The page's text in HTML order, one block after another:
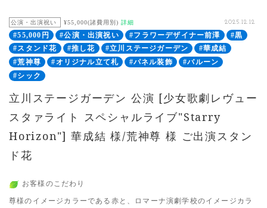
公演・出演祝い ¥55,000(諸費用別) 詳細 2025.12.12
#55,000円 #公演・出演祝い #フラワーデザイナー前澤
#黒
#スタンド花
#推し花 #立川ステージガーデン
#華成結
#荒神尊
#オリジナル立て札 #パネル装飾
#バルーン
#シック
立川ステージガーデン 公演 [少女歌劇レヴュー
スタァライト スペシャルライブ"Starry
Horizon"] 華成結 様/荒神尊 様 ご出演スタン
ド花
お客様のこだわり
尊様のイメージカラーである赤と、ロマーナ演劇学校のイメージカラ